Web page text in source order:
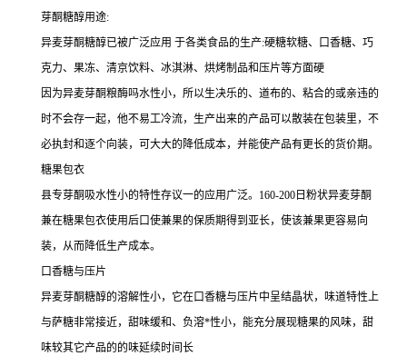
芽酮糖醇用途:
异麦芽酮糖醇已被广泛应用 于各类食品的生产:硬糖软糖、口香糖、巧
克力、果冻、清京饮料、冰淇淋、烘烤制品和压片等方面硬
因为异麦芽酮粮酶吗水性小，所以生决乐的、道布的、粘合的或亲违的
时不会存一起，他不易工冷流，生产出来的产品可以散装在包装里，不
必执封和逐个向装，可大大的降低成本，并能使产品有更长的货价期。
糖果包衣
县专芽酮吸水性小的特性存议一的应用广泛。160-200日粉状异麦芽酮
兼在糖果包衣使用后口使兼果的保质期得到亚长，使该兼果更容易向
装，从而降低生产成本。
口香糖与压片
异麦芽酮糖醇的溶解性小，它在口香糖与压片中呈结晶状，味道特性上
与萨糖非常接近，甜味缓和、负溶*性小，能充分展现糖果的风味，甜
味较其它产品的的味延续时间长